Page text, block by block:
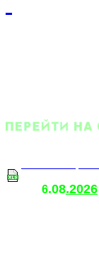
6.08.2026